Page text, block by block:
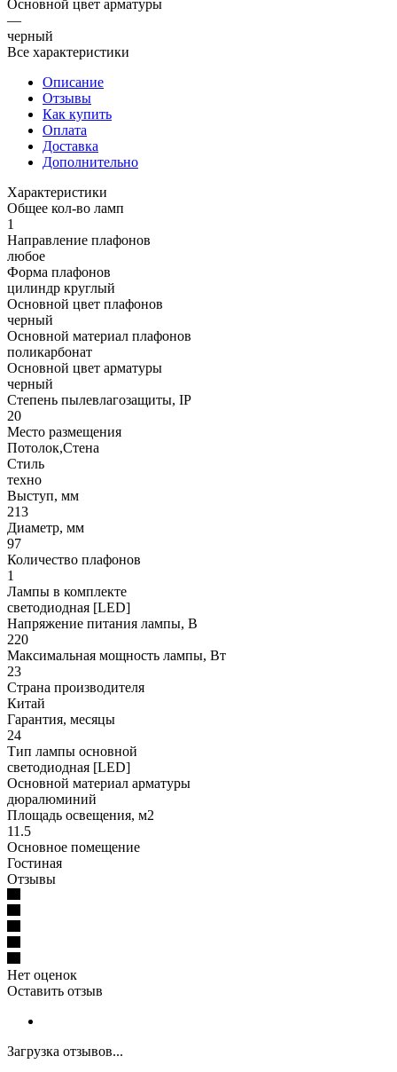
Основной цвет арматуры
—
черный
Все характеристики
Описание
Отзывы
Как купить
Оплата
Доставка
Дополнительно
Характеристики
Общее кол-во ламп
1
Направление плафонов
любое
Форма плафонов
цилиндр круглый
Основной цвет плафонов
черный
Основной материал плафонов
поликарбонат
Основной цвет арматуры
черный
Степень пылевлагозащиты, IP
20
Место размещения
Потолок,Стена
Стиль
техно
Выступ, мм
213
Диаметр, мм
97
Количество плафонов
1
Лампы в комплекте
светодиодная [LED]
Напряжение питания лампы, В
220
Максимальная мощность лампы, Вт
23
Страна производителя
Китай
Гарантия, месяцы
24
Тип лампы основной
светодиодная [LED]
Основной материал арматуры
дюралюминий
Площадь освещения, м2
11.5
Основное помещение
Гостиная
Отзывы
Нет оценок
Оставить отзыв
Загрузка отзывов...